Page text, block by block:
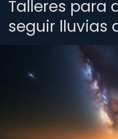
Talleres para
seguir lluvias